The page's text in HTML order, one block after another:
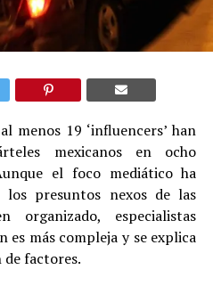
menos 19 ‘influencers’ han
mexicanos en ocho
el foco mediático ha
presuntos nexos de las
especialistas
es más compleja y se explica
factores.